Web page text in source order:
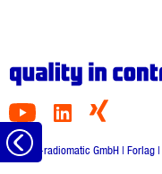
Tilbake
© HBC-radiomatic GmbH | Forlag |